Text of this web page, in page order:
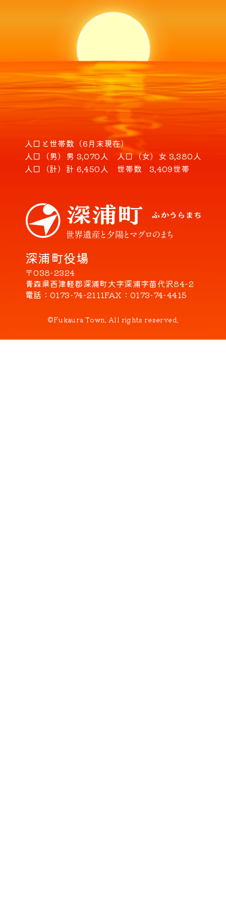
深浦町役場
〒038-2324
青森県西津軽郡深浦町大字深浦字苗代沢84-2
電話
0173-74-2111FAX 0173-74-4415
人口と世帯数（6月末現在）
人口（男） 男 3,070人 人口（女） 女 3,380人
人口（計） 計 6,450人 世帯数 3,409世帯
©Fukaura Town. All rights reserved.